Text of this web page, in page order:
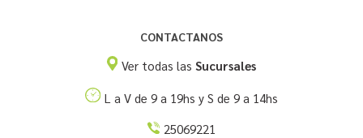
CONTACTANOS
Ver todas las Sucursales
L a V de 9 a 19hs y S de 9 a 14hs
25069221